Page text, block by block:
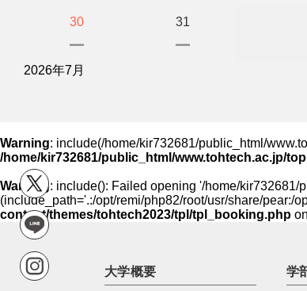
30
ー
31
ー
2026年7月
Warning: include(/home/kir732681/public_html/
/home/kir732681/public_html/www.tohtech.ac.jp/
Warning: include(): Failed opening '/home/
(include_path='.:/opt/remi/php82/root/usr/share/pear:/
content/themes/tohtech2023/tpl/tpl_booking.php
大学概要 学